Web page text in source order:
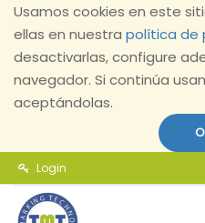
Usamos cookies en este
ellas en nuestra política de
desactivarlas, configure
navegador. Si continúa
aceptándolas.
Login